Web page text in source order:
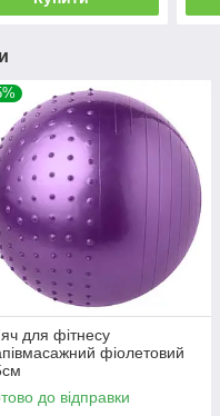
для фітнесу
фіолетовий
до відправки